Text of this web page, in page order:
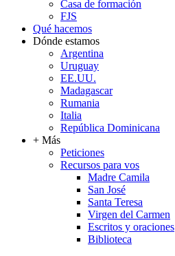
Casa de formación
FJS
Qué hacemos
Dónde estamos
Argentina
Uruguay
EE.UU.
Madagascar
Rumania
Italia
República Dominicana
+ Más
Peticiones
Recursos para vos
Madre Camila
San José
Santa Teresa
Virgen del Carmen
Escritos y oraciones
Biblioteca